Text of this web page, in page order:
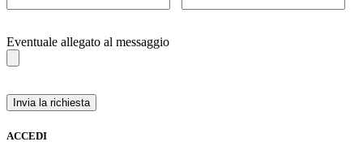
Eventuale allegato al messaggio
ACCEDI